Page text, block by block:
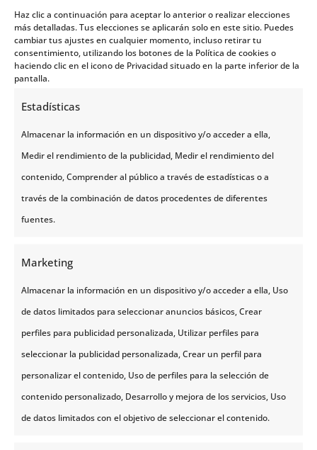
Haz clic a continuación para aceptar lo anterior o realizar elecciones
más detalladas. Tus elecciones se aplicarán solo en este sitio. Puedes
cambiar tus ajustes en cualquier momento, incluso retirar tu
consentimiento, utilizando los botones de la Política de cookies o
haciendo clic en el icono de Privacidad situado en la parte inferior de la
pantalla.
Estadísticas
Almacenar la información en un dispositivo y/o acceder a ella,
Medir el rendimiento de la publicidad, Medir el rendimiento del
contenido, Comprender al público a través de estadísticas o a
través de la combinación de datos procedentes de diferentes
fuentes.
Marketing
Almacenar la información en un dispositivo y/o acceder a ella, Uso
de datos limitados para seleccionar anuncios básicos, Crear
perfiles para publicidad personalizada, Utilizar perfiles para
seleccionar la publicidad personalizada, Crear un perfil para
personalizar el contenido, Uso de perfiles para la selección de
contenido personalizado, Desarrollo y mejora de los servicios, Uso
de datos limitados con el objetivo de seleccionar el contenido.
milenaria, mezclándonos con los renos que allí
habitan y escuchando historias y cánticos alrededor
del fuego bajo un reconfortante Lavvu.
Saltando de isla en isla por carretera, llegaremos a
Vesteralen y Lofoten. Dependiendo del periodo en el
podremos admirar el paisaje circundante o, con
suerte, la aurora boreal en la noche.
Llegaremos a nuestro destino final del día, Svolvaer.
Noche en hotel en habitación doble con baño
privado en la capital de las Islas Lofoten, Svolvaer.